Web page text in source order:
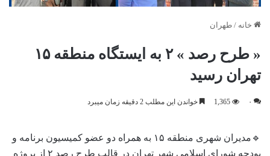
خانه / طهران
« طرح رصد » ۲ به ایستگاه منطقه ۱۵
تهران رسید
۰ 1,365 خواندن این مطلب 2 دقیقه زمان میبرد
🔹مدیران شهری منطقه ۱۵ به همراه دو عضو کمیسیون برنامه و
بودجه شورای اسلامی شهر تهران در قالب طرح رصد ۲ از پروژه